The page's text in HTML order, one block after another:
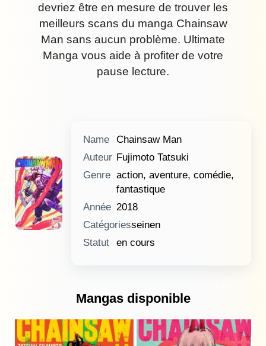
devriez être en mesure de trouver les
meilleurs scans du manga Chainsaw
Man sans aucun problème. Ultimate
Manga vous aide à profiter de votre
pause lecture.
Name
Chainsaw Man
Auteur Fujimoto Tatsuki
Genre action, aventure, comédie,
fantastique
Année 2018
Catégoriesseinen
Statut
en cours
Mangas disponible